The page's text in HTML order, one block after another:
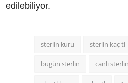
edilebiliyor.
sterlin kuru sterlin kaç tl
bugün sterlin canlı